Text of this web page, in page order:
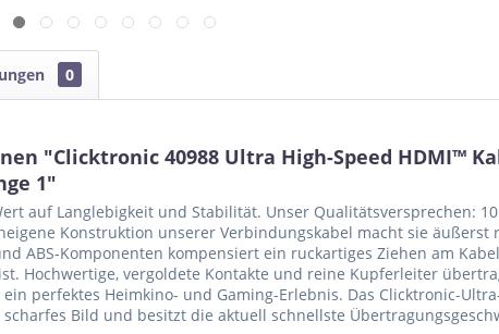
0
"Clicktronic 40988 Ultra High-Speed HDMI™
1"
auf Langlebigkeit und Stabilität. Unser Qualitätsversprechen:
Konstruktion unserer Verbindungskabel macht sie äußerst
ABS-Komponenten kompensiert ein ruckartiges Ziehen am
Hochwertige, vergoldete Kontakte und reine Kupferleiter
perfektes Heimkino- und Gaming-Erlebnis. Das Clicktronic-
Bild und besitzt die aktuell schnellste